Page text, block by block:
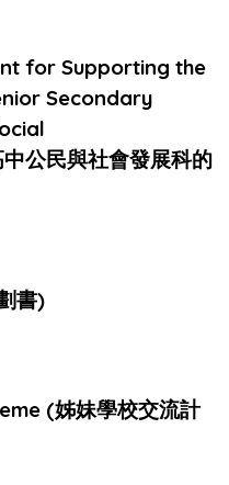
for Supporting the
Secondary
公民與社會發展科的
書)
(姊妹學校交流計